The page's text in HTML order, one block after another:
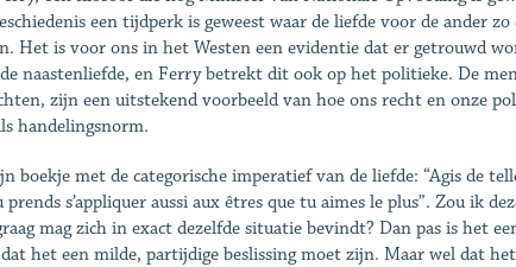
een tijdperk is geweest waar de liefde voor de ander
Het is voor ons in het Westen een evidentie dat er getrouwd
naastenliefde, en Ferry betrekt dit ook op het politieke. De
zijn een uitstekend voorbeeld van hoe ons recht en onze
handelingsnorm.
boekje met de categorische imperatief van de liefde: “Agis de
prends s’appliquer aussi aux êtres que tu aimes le plus”. Zou ik
mag zich in exact dezelfde situatie bevindt? Dan pas is het
het een milde, partijdige beslissing moet zijn. Maar wel dat